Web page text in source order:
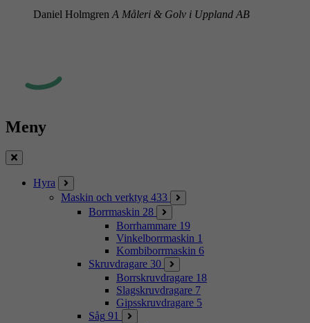
Daniel Holmgren A Måleri & Golv i Uppland AB
Meny
Stäng
Hyra
Maskin och verktyg 433
Borrmaskin 28
Borrhammare 19
Vinkelborrmaskin 1
Kombiborrmaskin 6
Skruvdragare 30
Borrskruvdragare 18
Slagskruvdragare 7
Gipsskruvdragare 5
Såg 91